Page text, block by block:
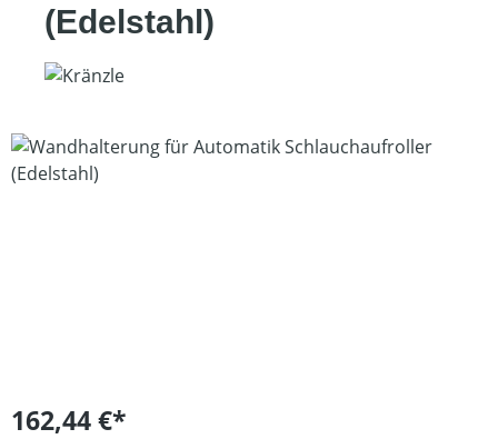
(Edelstahl)
Bildergalerie überspringen
162,44 €*